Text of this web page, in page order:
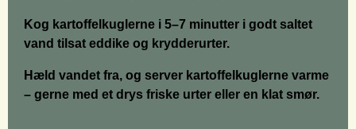
Kog kartoffelkuglerne i 5–7 minutter i godt saltet
vand tilsat eddike og krydderurter.
Hæld vandet fra, og server kartoffelkuglerne varme
– gerne med et drys friske urter eller en klat smør.